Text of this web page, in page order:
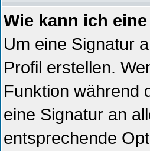
Wie kann ich
Um eine Signatur
Profil erstellen.
Funktion während
eine Signatur an
entsprechende